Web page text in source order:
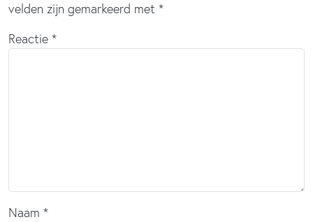
velden zijn gemarkeerd met *
Reactie *
Naam *